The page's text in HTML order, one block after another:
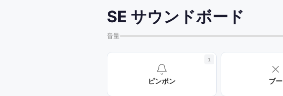
SE サウンドボード
音量
ピンポン
1
ブー